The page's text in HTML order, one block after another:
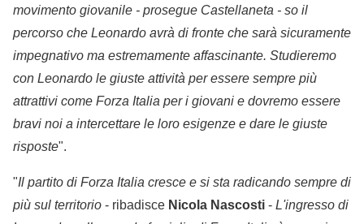
movimento giovanile - prosegue Castellaneta - so il
percorso che Leonardo avrà di fronte che sarà sicuramente
impegnativo ma estremamente affascinante. Studieremo
con Leonardo le giuste attività per essere sempre più
attrattivi come Forza Italia per i giovani e dovremo essere
bravi noi a intercettare le loro esigenze e dare le giuste
risposte".
"Il partito di Forza Italia cresce e si sta radicando sempre di
più sul territorio - ribadisce Nicola Nascosti - L'ingresso di